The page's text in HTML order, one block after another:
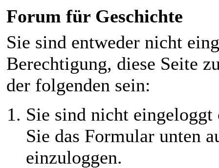
Forum für Geschichte
Sie sind entweder nicht
Berechtigung, diese Seite
der folgenden sein:
Sie sind nicht
Sie das Formular unten
einzuloggen.